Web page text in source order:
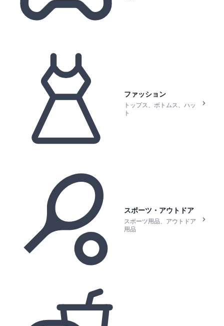
ファッション
トップス、ボトムス、ハッ
ト
スポーツ・アウトドア
スポーツ用品、アウトドア
用品